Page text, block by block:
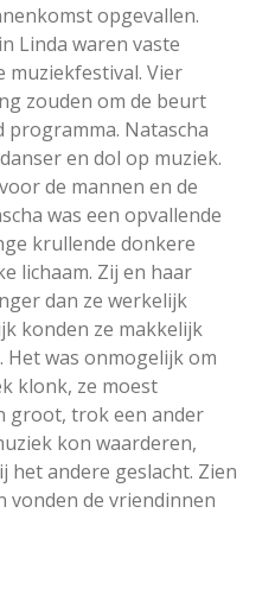
opgevallen.
Linda waren vaste
muziekfestival. Vier
zouden om de beurt
programma. Natascha
en dol op muziek.
de mannen en de
was een opvallende
krullende donkere
lichaam. Zij en haar
dan ze werkelijk
konden ze makkelijk
was onmogelijk om
klonk, ze moest
groot, trok een ander
kon waarderen,
andere geslacht. Zien
vonden de vriendinnen